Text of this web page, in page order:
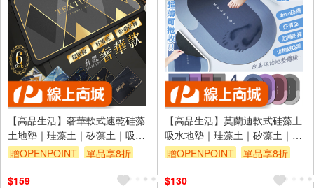
【高品生活】奢華軟式速乾硅藻
土地墊｜珪藻土｜矽藻土｜吸水
地墊｜浴室地墊｜腳踏墊｜硅藻
贈OPENPOINT
單品享8折
$159
【高品生活】莫蘭迪軟式硅藻土
吸水地墊｜珪藻土｜矽藻土｜吸
水地墊｜浴室地墊｜腳踏墊｜硅
贈OPENPOINT
單品享8折
$130